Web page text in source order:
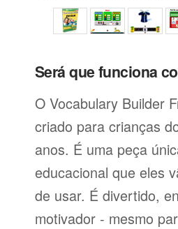
Será que funciona
O Vocabulary Builder
criado para crianças
anos. É uma peça
educacional que eles
de usar. É divertido,
motivador - mesmo